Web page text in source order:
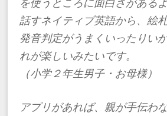
話すネイティブ英語から、絵
発音判定がうまくいったりい
れが楽しいみたいです。
（小学２年生男子・お母様）
アプリがあれば、親が手伝わ